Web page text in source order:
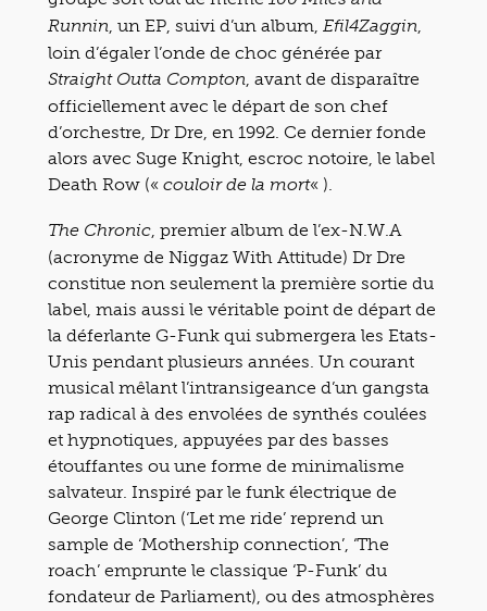
Runnin , un EP, suivi d’un album, Efil4Zaggin
loin d’égaler l’onde de choc générée par
Straight Outta Compton , avant de disparaître
officiellement avec le départ de son chef
d’orchestre, Dr Dre, en 1992. Ce dernier fonde
alors avec Suge Knight, escroc notoire, le label
Death Row (« couloir de la mort« ).
The Chronic , premier album de l’ex-N.W.A
(acronyme de Niggaz With Attitude) Dr Dre
constitue non seulement la première sortie du
label, mais aussi le véritable point de départ de
la déferlante G-Funk qui submergera les Etats-
Unis pendant plusieurs années. Un courant
musical mêlant l’intransigeance d’un gangsta
rap radical à des envolées de synthés coulées
et hypnotiques, appuyées par des basses
étouffantes ou une forme de minimalisme
salvateur. Inspiré par le funk électrique de
George Clinton (‘Let me ride’ reprend un
sample de ‘Mothership connection’, ‘The
roach’ emprunte le classique ‘P-Funk’ du
fondateur de Parliament), ou des atmosphères